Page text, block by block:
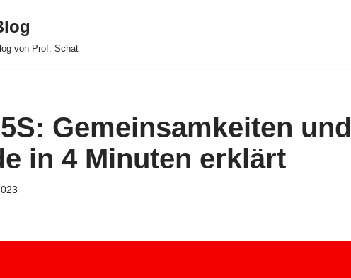
von Prof. Schat
Gemeinsamkeiten und
in 4 Minuten erklärt